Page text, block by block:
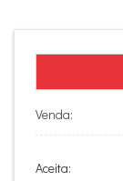
Venda:
Aceita: